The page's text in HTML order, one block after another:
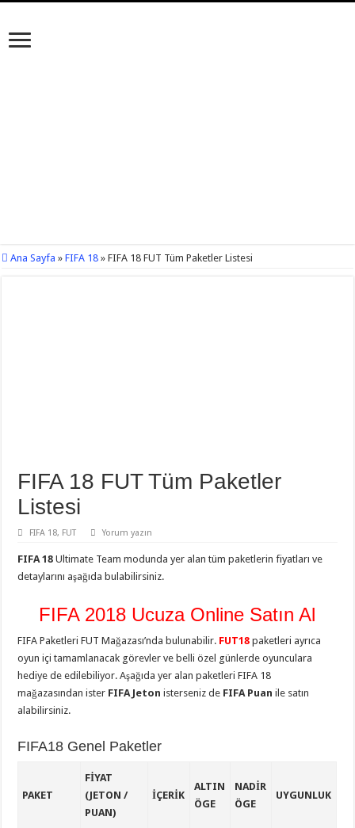
Ana Sayfa » FIFA 18 » FIFA 18 FUT Tüm Paketler Listesi
FIFA 18 FUT Tüm Paketler
Listesi
FIFA 18, FUT Yorum yazın
FIFA 18 Ultimate Team modunda yer alan tüm paketlerin fiyatları ve
detaylarını aşağıda bulabilirsiniz.
FIFA 2018 Ucuza Online Satın Al
FIFA Paketleri FUT Mağazası’nda bulunabilir. FUT18 paketleri ayrıca
oyun içi tamamlanacak görevler ve belli özel günlerde oyunculara
hediye de edilebiliyor. Aşağıda yer alan paketleri FIFA 18
mağazasından ister FIFA Jeton isterseniz de FIFA Puan ile satın
alabilirsiniz.
FIFA18 Genel Paketler
PAKET
FIYAT
(JETON /
PUAN)
İÇERIK
ALTIN
ÖGE
NADIR
ÖGE
UYGUNLUK